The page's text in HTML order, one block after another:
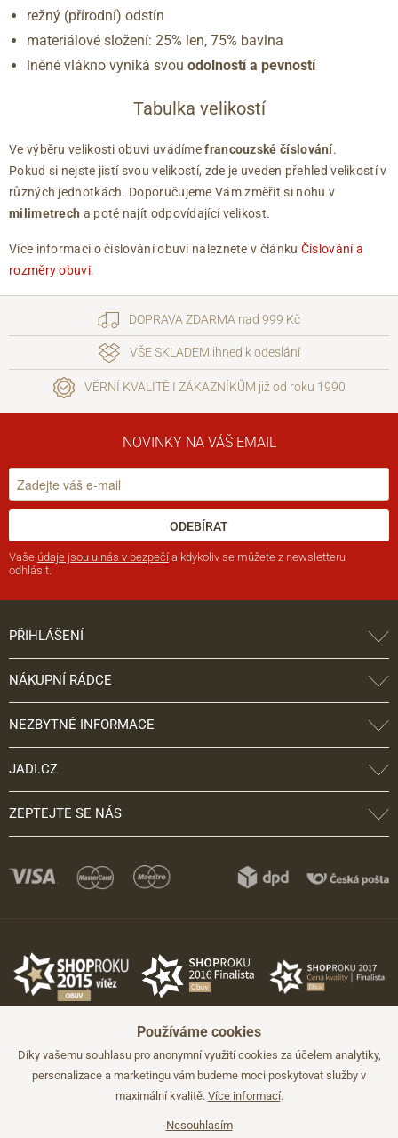
režný (přírodní) odstín
materiálové složení: 25% len, 75% bavlna
lněné vlákno vyniká svou odolností a pevností
Tabulka velikostí
Ve výběru velikosti obuvi uvádímefrancouzské číslování.
Pokud si nejste jistí svou velikostí, zde je uveden přehled velikostí v
různých jednotkách. Doporučujeme Vám změřit si nohu v
milimetrech a poté najít odpovídající velikost.
Více informací o číslování obuvi naleznete v článku Číslování a
rozměry obuvi.
DOPRAVA ZDARMA nad 999 Kč
VŠE SKLADEM ihned k odeslání
VĚRNÍ KVALITĚ I ZÁKAZNÍKŮM již od roku 1990
NOVINKY NA VÁŠ EMAIL
ODEBÍRAT
Vaše údaje jsou u nás v bezpečí a kdykoliv se můžete z newsletteru
odhlásit.
PŘIHLÁŠENÍ
NÁKUPNÍ RÁDCE
NEZBYTNÉ INFORMACE
JADI.CZ
ZEPTEJTE SE NÁS
©2026 JADI.cz. Užití materiálů bez souhlasu není možné.
Používáme cookies
Díky vašemu souhlasu pro anonymní využití cookies za účelem analytiky,
personalizace a marketingu vám budeme moci poskytovat služby v
maximální kvalitě. Více informací.
Nesouhlasím